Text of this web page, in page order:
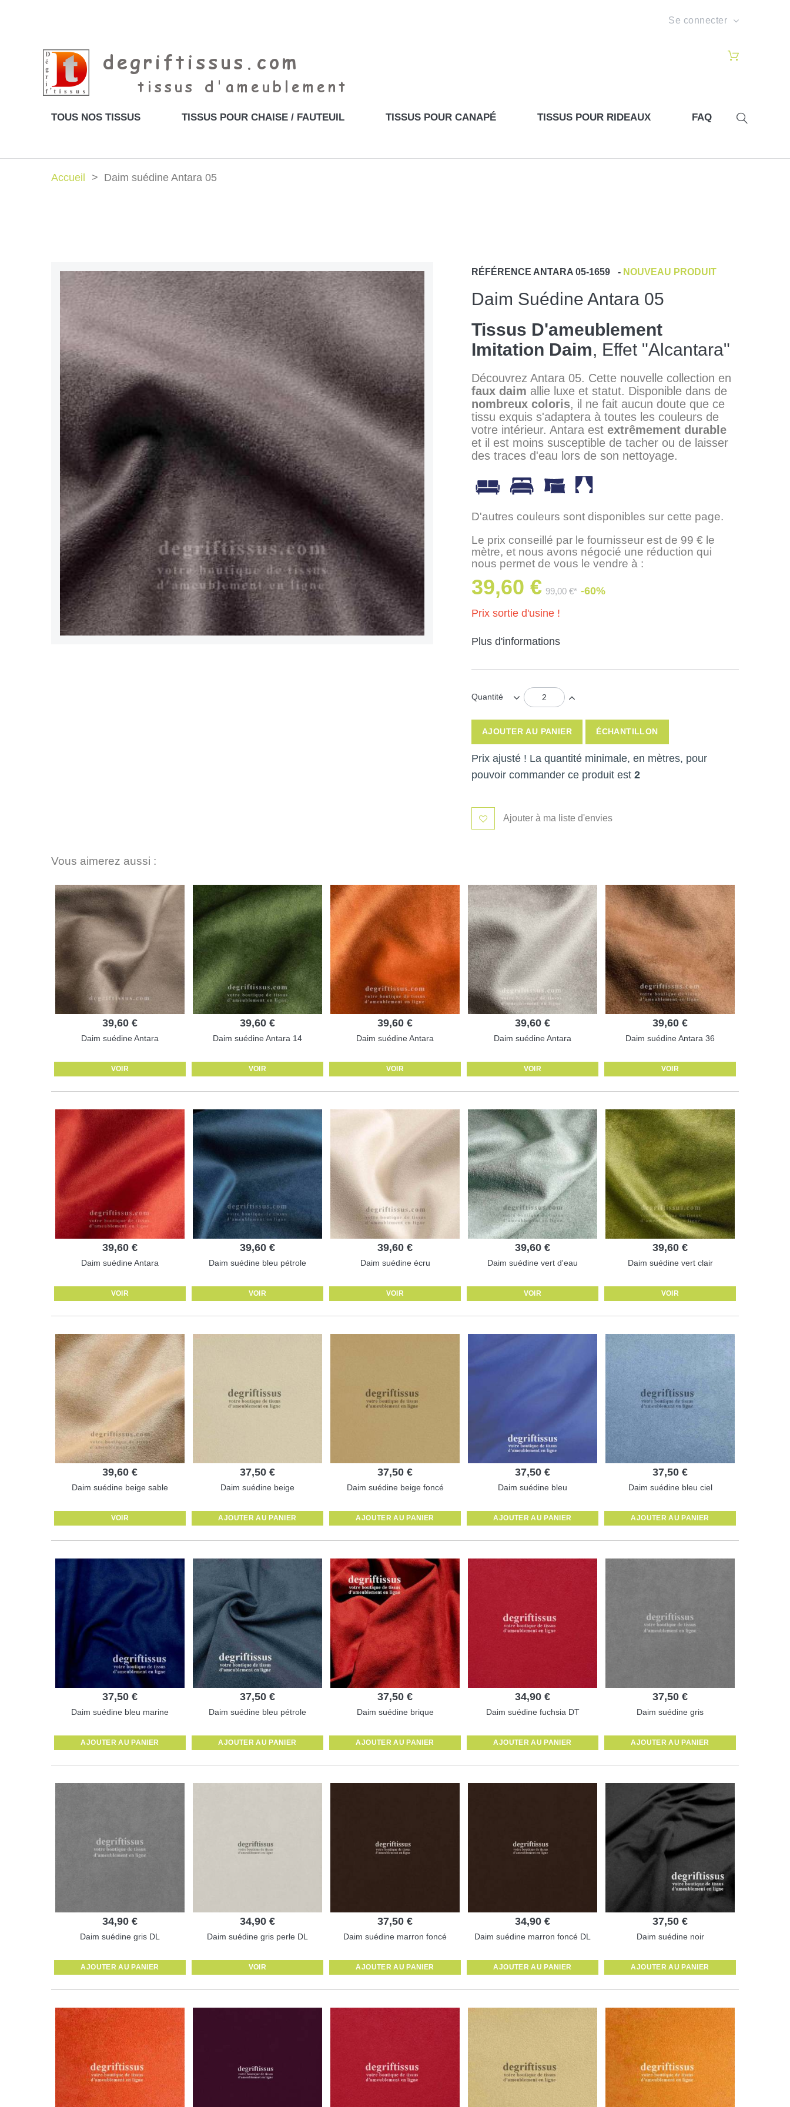
Se connecter
TOUS NOS TISSUS TISSUS POUR CHAISE / FAUTEUIL TISSUS POUR CANAPÉ TISSUS POUR RIDEAUX FAQ
Accueil Daim suédine Antara 05
RÉFÉRENCE ANTARA 05-1659 - NOUVEAU PRODUIT
Daim Suédine Antara 05
Tissus D'ameublement
Imitation Daim, Effet "Alcantara"
Découvrez Antara 05. Cette nouvelle collection en
faux daim allie luxe et statut. Disponible dans de
nombreux coloris, il ne fait aucun doute que ce
tissu exquis s'adaptera à toutes les couleurs de
votre intérieur. Antara est extrêmement durable
et il est moins susceptible de tacher ou de laisser
des traces d'eau lors de son nettoyage.
D'autres couleurs sont disponibles sur cette page.
Le prix conseillé par le fournisseur est de 99 € le
mètre, et nous avons négocié une réduction qui
nous permet de vous le vendre à :
39,60 € 99,00 €* -60%
Prix sortie d'usine !
Plus d'informations
Quantité
AJOUTER AU PANIER ÉCHANTILLON
Prix ajusté ! La quantité minimale, en mètres, pour
pouvoir commander ce produit est 2
Ajouter à ma liste d'envies
Vous aimerez aussi :
39,60 €
Daim suédine Antara
VOIR
39,60 €
Daim suédine Antara 14
VOIR
39,60 €
Daim suédine Antara
VOIR
39,60 €
Daim suédine Antara
VOIR
39,60 €
Daim suédine Antara 36
VOIR
39,60 €
Daim suédine Antara
VOIR
39,60 €
Daim suédine bleu pétrole
VOIR
39,60 €
Daim suédine écru
VOIR
39,60 €
Daim suédine vert d'eau
VOIR
39,60 €
Daim suédine vert clair
VOIR
39,60 €
Daim suédine beige sable
VOIR
37,50 €
Daim suédine beige
AJOUTER AU PANIER
37,50 €
Daim suédine beige foncé
AJOUTER AU PANIER
37,50 €
Daim suédine bleu
AJOUTER AU PANIER
37,50 €
Daim suédine bleu ciel
AJOUTER AU PANIER
37,50 €
Daim suédine bleu marine
AJOUTER AU PANIER
37,50 €
Daim suédine bleu pétrole
AJOUTER AU PANIER
37,50 €
Daim suédine brique
AJOUTER AU PANIER
34,90 €
Daim suédine fuchsia DT
AJOUTER AU PANIER
37,50 €
Daim suédine gris
AJOUTER AU PANIER
34,90 €
Daim suédine gris DL
AJOUTER AU PANIER
34,90 €
Daim suédine gris perle DL
VOIR
37,50 €
Daim suédine marron foncé
AJOUTER AU PANIER
34,90 €
Daim suédine marron foncé DL
AJOUTER AU PANIER
37,50 €
Daim suédine noir
AJOUTER AU PANIER